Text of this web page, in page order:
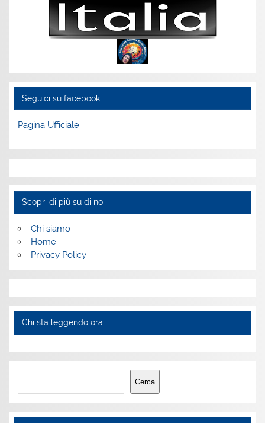
Seguici su facebook
Pagina Ufficiale
Scopri di più su di noi
Chi siamo
Home
Privacy Policy
Chi sta leggendo ora
Cerca
Cerca